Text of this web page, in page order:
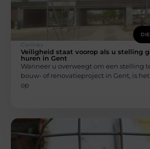
Carlinks
Veiligheid staat voorop als u stelling
huren in Gent
Wanneer u overweegt om een stelling
bouw- of renovatieproject in Gent, is
op